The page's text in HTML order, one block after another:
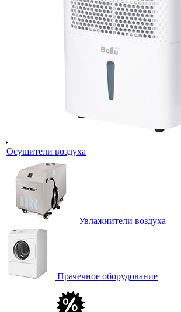
Осушители воздуха
Увлажнители воздуха
Прачечное оборудование